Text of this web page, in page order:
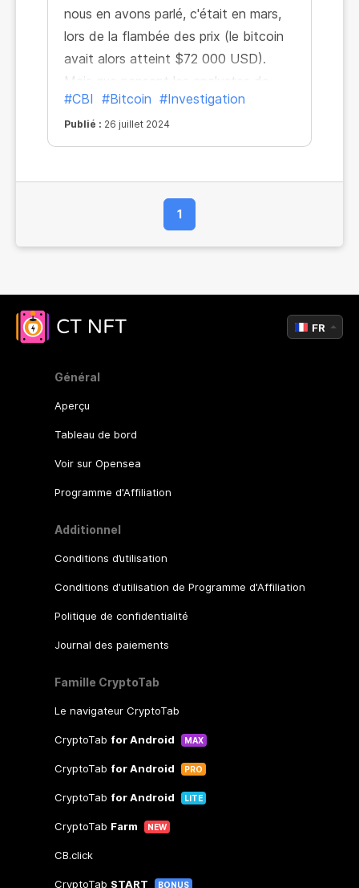
nous en avons parlé, c'était en mars,
lors de la flambée des prix (le bitcoin
avait alors atteint $72 000 USD).
Mais que pensent les analystes de
l'avenir du BTC ? À quoi peut-on
s'attendre d'ici la fin de l'année 2024 ?
#CBI #Bitcoin #Investigation
Publié : 26 juillet 2024
1
Général
Aperçu
Tableau de bord
Voir sur Opensea
Programme d'Affiliation
Additionnel
Conditions d’utilisation
Conditions d'utilisation de Programme d'Affiliation
Politique de confidentialité
Journal des paiements
Famille CryptoTab
Le navigateur CryptoTab
CryptoTab for Android MAX
CryptoTab for Android PRO
CryptoTab for Android LITE
CryptoTab Farm NEW
CB.click
CryptoTab START BONUS
FR